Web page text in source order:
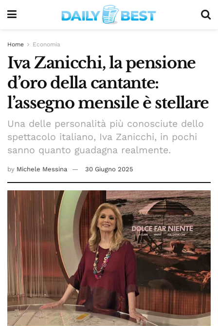
Home Economia
Iva Zanicchi, la pensione
d’oro della cantante:
l’assegno mensile è stellare
Una delle personalità più conosciute dello
spettacolo italiano, Iva Zanicchi, in pochi
sanno quanto guadagna realmente.
by Michele Messina 30 Giugno 2025